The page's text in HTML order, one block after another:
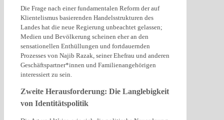
Die Frage nach einer fundamentalen Reform der auf
Klientelismus basierenden Handelsstrukturen des
Landes hat die neue Regierung unbeachtet gelassen;
Medien und Bevölkerung scheinen eher an den
sensationellen Enthüllungen und fortdauernden
Prozesses von Najib Razak, seiner Ehefrau und anderen
Geschäftspartner*innen und Familienangehörigen
interessiert zu sein.
Zweite Herausforderung: Die Langlebigkeit
von Identitätspolitik